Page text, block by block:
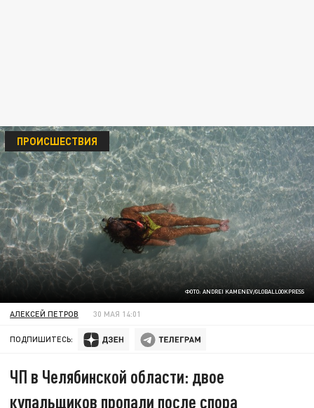
ФОТО: ANDREI KAMENEV/GLOBALLOOKPRESS
ПРОИСШЕСТВИЯ
АЛЕКСЕЙ ПЕТРОВ 30 МАЯ 14:01
ПОДПИШИТЕСЬ:
ЧП в Челябинской области: двое
купальщиков пропали после спора